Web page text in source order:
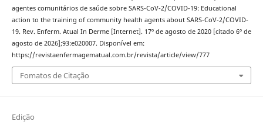
agentes comunitários de saúde sobre SARS-CoV-2/COVID-19: Educational
action to the training of community health agents about SARS-CoV-2/COVID-
19. Rev. Enferm. Atual In Derme [Internet]. 17º de agosto de 2020 [citado 6º de
agosto de 2026];93:e020007. Disponível em:
https://revistaenfermagematual.com.br/revista/article/view/777
Fomatos de Citação
Edição